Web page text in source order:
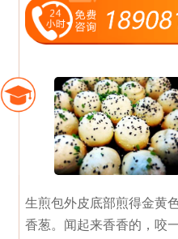
生煎包外皮底部煎得金黄
香葱。闻起来香香的，咬